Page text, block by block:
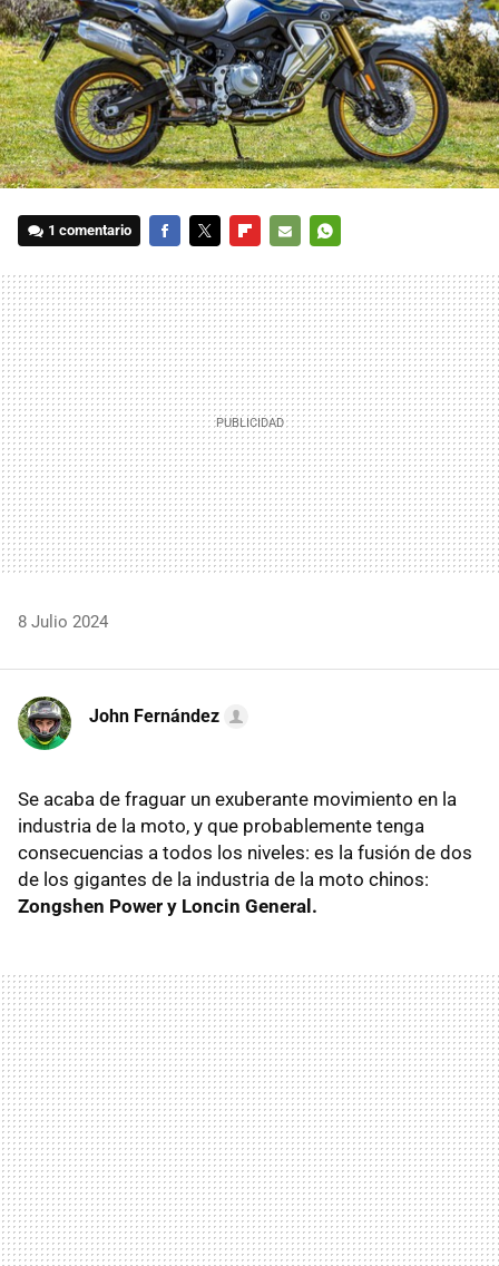
1 comentario
MAIL
8 Julio 2024
John Fernández
Se acaba de fraguar un exuberante movimiento en la
industria de la moto, y que probablemente tenga
consecuencias a todos los niveles: es la fusión de dos
de los gigantes de la industria de la moto chinos:
Zongshen Power y Loncin General.